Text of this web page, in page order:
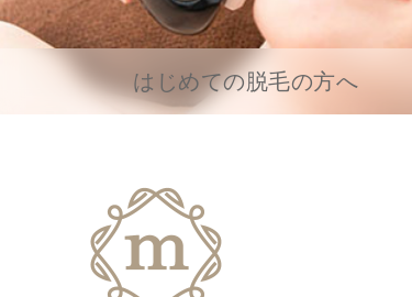
はじめての脱毛の方へ